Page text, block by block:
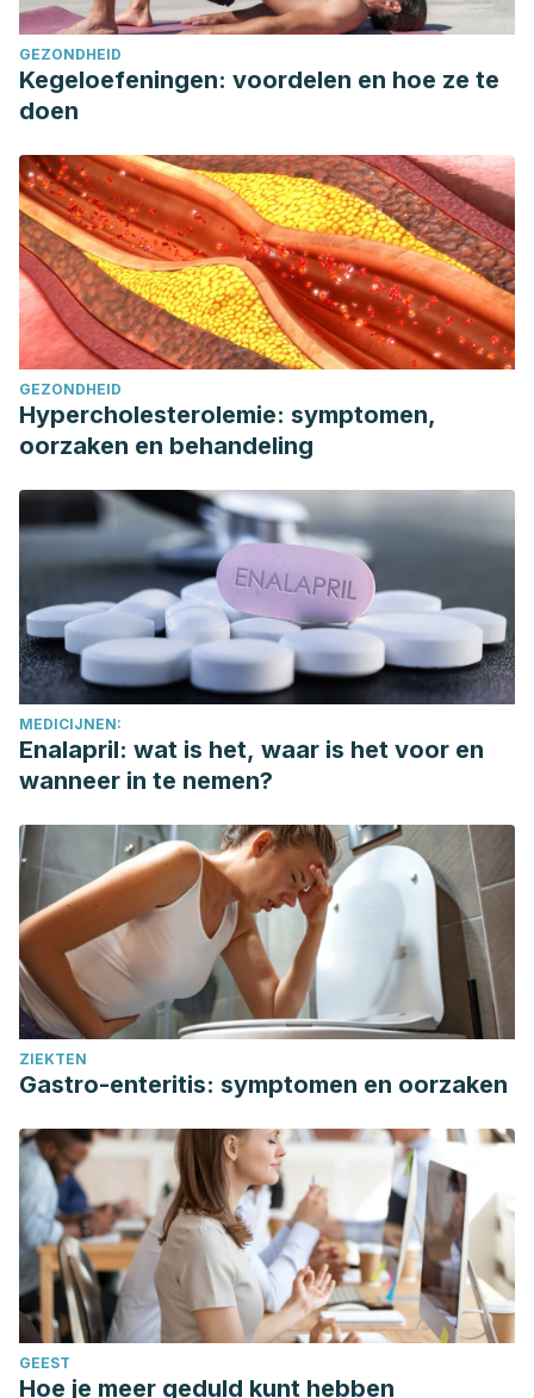
GEZONDHEID
Kegeloefeningen: voordelen en hoe ze te
doen
GEZONDHEID
Hypercholesterolemie: symptomen,
oorzaken en behandeling
MEDICIJNEN:
Enalapril: wat is het, waar is het voor en
wanneer in te nemen?
ZIEKTEN
Gastro-enteritis: symptomen en oorzaken
GEEST
Hoe je meer geduld kunt hebben